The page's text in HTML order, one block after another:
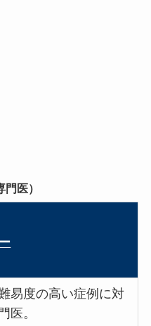
医）
易度の高い症例に対
医。